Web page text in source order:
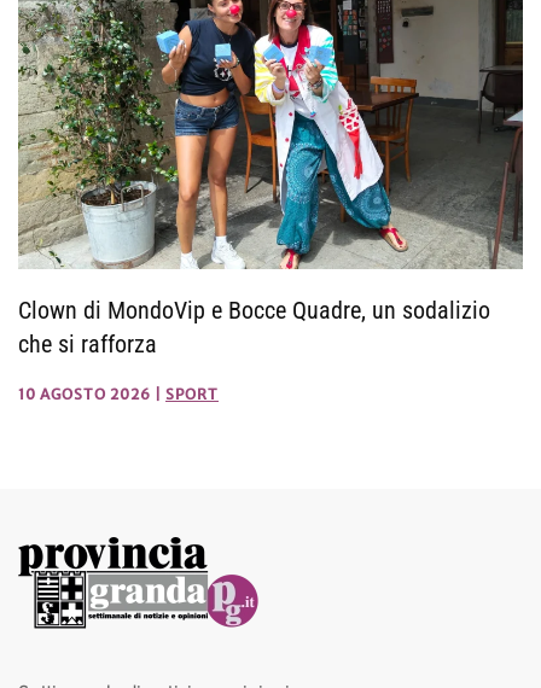
Clown di MondoVip e Bocce Quadre, un sodalizio
che si rafforza
10 AGOSTO 2026 SPORT